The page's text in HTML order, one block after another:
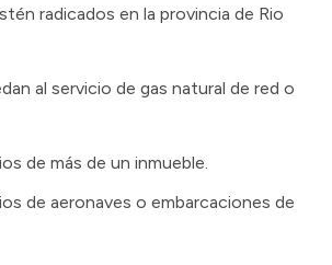
radicados en la provincia de Rio
al servicio de gas natural de red o
de más de un inmueble.
de aeronaves o embarcaciones de